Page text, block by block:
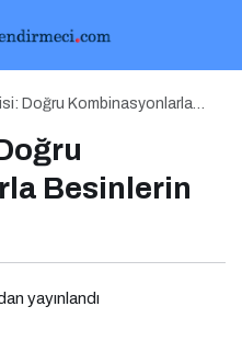
Doğru Kombinasyonlarla
Besinlerin
yayınlandı
Bilinci